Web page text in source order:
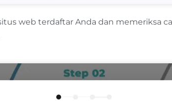
web terdaftar Anda dan memeriksa